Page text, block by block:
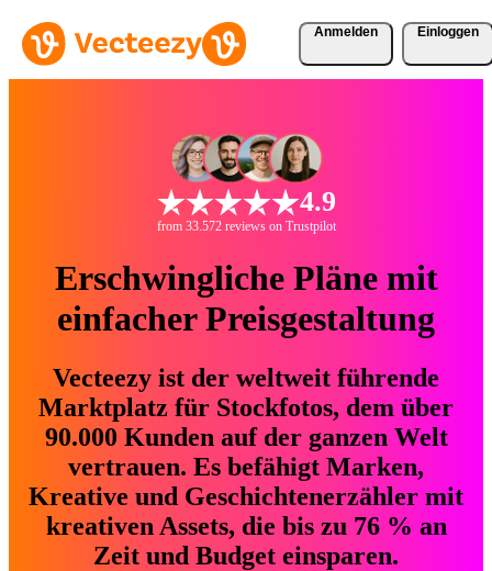
Anmelden Einloggen
4.9
from 33.572 reviews on Trustpilot
Erschwingliche Pläne mit
einfacher Preisgestaltung
Vecteezy ist der weltweit führende
Marktplatz für Stockfotos, dem über
90.000 Kunden auf der ganzen Welt
vertrauen. Es befähigt Marken,
Kreative und Geschichtenerzähler mit
kreativen Assets, die bis zu 76 % an
Zeit und Budget einsparen.